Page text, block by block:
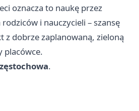
oznacza to naukę przez
i nauczycieli – szansę
z dobrze zaplanowaną, zieloną
placówce.
.